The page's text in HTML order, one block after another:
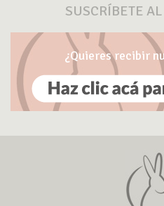
SUSCRÍBETE
¿Quieres recibir